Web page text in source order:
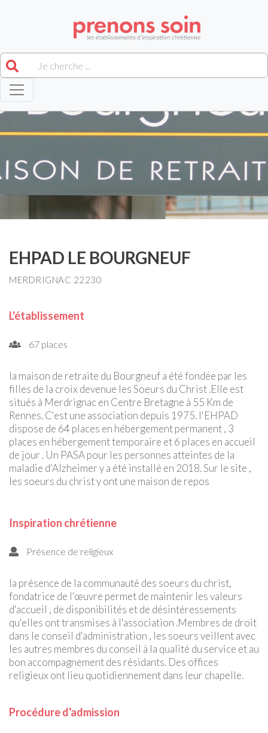
EHPAD LE BOURGNEUF
MERDRIGNAC 22230
L'établissement
67 places
la maison de retraite du Bourgneuf a été fondée par les
filles de la croix devenue les Soeurs du Christ .Elle est
situés à Merdrignac en Centre Bretagne à 55 Km de
Rennes. C'est une association depuis 1975. l'EHPAD
dispose de 64 places en hébergement permanent , 3
places en hébergement temporaire et 6 places en accueil
de jour . Un PASA pour les personnes atteintes de la
maladie d'Alzheimer y a été installé en 2018. Sur le site ,
les soeurs du christ y ont une maison de repos
Inspiration chrétienne
Présence de religieux
la présence de la communauté des soeurs du christ,
fondatrice de l'œuvre permet de maintenir les valeurs
d'accueil , de disponibilités et de désintéressements
qu'elles ont transmises à l'association .Membres de droit
dans le conseil d'administration , les soeurs veillent avec
les autres membres du conseil à la qualité du service et au
bon accompagnement des résidants. Des offices
religieux ont lieu quotidiennement dans leur chapelle.
Procédure d'admission